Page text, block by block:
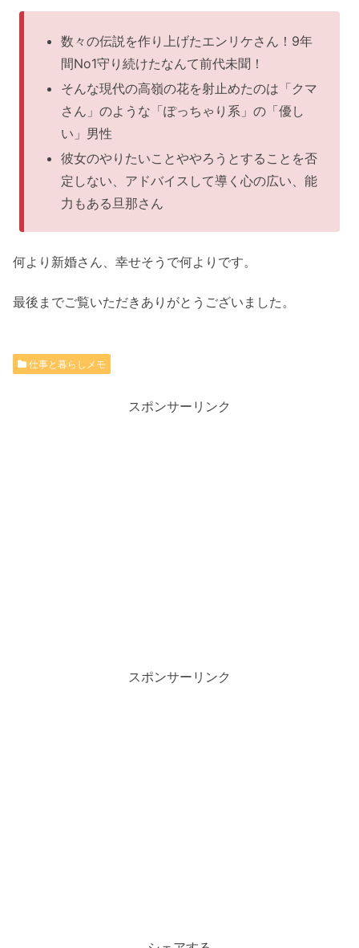
数々の伝説を作り上げたエンリケさん！9年
間No1守り続けたなんて前代未聞！
そんな現代の高嶺の花を射止めたのは「クマ
さん」のような「ぽっちゃり系」の「優し
い」男性
彼女のやりたいことややろうとすることを否
定しない、アドバイスして導く心の広い、能
力もある旦那さん
何より新婚さん、幸せそうで何よりです。
最後までご覧いただきありがとうございました。
仕事と暮らしメモ
スポンサーリンク
スポンサーリンク